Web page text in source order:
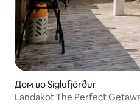
Дом во Siglufjörður
Landakot The Perfect